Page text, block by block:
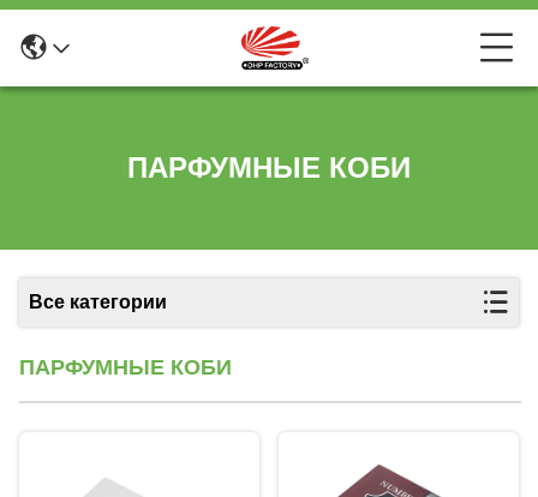
ПАРФУМНЫЕ КОБИ
Все категории
ПАРФУМНЫЕ КОБИ